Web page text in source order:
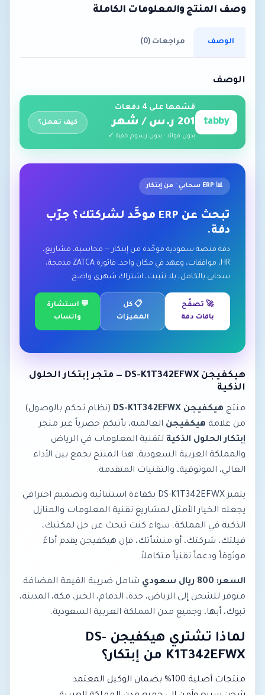
وصف المنتج والمعلومات الكاملة
الوصف مراجعات (0)
الوصف
tabby
قسّمها على 4 دفعات
201 ر.س / شهر
بدون فوائد · بدون رسوم خفية ✓
كيف تعمل؟
📊 ERP سحابي · من إبتكار
تبحث عن ERP موحَّد لشركتك؟ جرّب
دفة.
دفة منصة سعودية موحَّدة من إبتكار — محاسبة، مشاريع،
HR، موافقات، وعهد في مكان واحد. فاتورة ZATCA مدمجة،
سحابي بالكامل، بلا تثبيت، اشتراك شهري واضح.
🚀 تصفّح
باقات دفة
📋 كل
المميزات
💬 استشارة
واتساب
هيكفيجن DS-K1T342EFWX — متجر إبتكار الحلول
الذكية
منتج هيكفيجن DS-K1T342EFWX
(نظام تحكم بالوصول)
من علامة هيكفيجن العالمية، يأتيكم حصرياً عبر متجر
إبتكار الحلول الذكية لتقنية المعلومات في الرياض
والمملكة العربية السعودية. هذا المنتج يجمع بين الأداء
العالي، الموثوقية، والتقنيات المتقدمة.
يتميز DS-K1T342EFWX بكفاءة استثنائية وتصميم احترافي
يجعله الخيار الأمثل لمشاريع تقنية المعلومات والمنازل
الذكية في المملكة. سواء كنت تبحث عن حل لمكتبك،
فيلتك، شركتك، أو منشأتك، فإن هيكفيجن يقدم أداءً
موثوقاً ودعماً تقنياً متكاملاً.
السعر: 800 ريال سعودي
شامل ضريبة القيمة المضافة.
متوفر للشحن إلى الرياض، جدة، الدمام، الخبر، مكة، المدينة،
تبوك، أبها، وجميع مدن المملكة العربية السعودية.
لماذا تشتري هيكفيجن DS-
K1T342EFWX من إبتكار؟
منتجات أصلية 100% بضمان الوكيل المعتمد